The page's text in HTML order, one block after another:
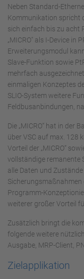
Neben Standard-
Kommunikation spricht
sich einfach bis zu acht
„MICRO" als I-Device in
Erweiterungsmodul
Slave-Funktion sowie
mehrfach
einmaligen Konzeptes
SLIO-System weitere
Feldbusanbindungen,
Die „MICRO“ hat in der
über VSC auf max. 128
Vorteil der „MICRO“
vollständige remanente
alle Daten und
Sicherungsmaßnahmen
Programm-
weiterer großer Vorteil
Zusätzlich bringt die
folgende weitere
Ausgabe, MRP-Client,
Zielapplikation